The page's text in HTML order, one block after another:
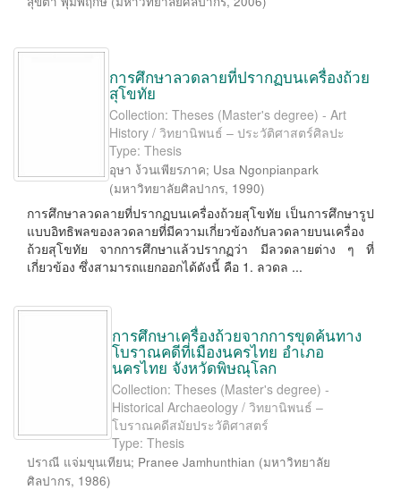
การศึกษาลวดลายที่ปรากฏบนเครื่องถ้วย
สุโขทัย
Collection: Theses (Master's degree) - Art
History / วิทยานิพนธ์ – ประวัติศาสตร์ศิลปะ
Type: Thesis
อุษา ง้วนเพียรภาค; Usa Ngonpianpark
(มหาวิทยาลัยศิลปากร, 1990)
การศึกษาลวดลายที่ปรากฏบนเครื่องถ้วยสุโขทัย เป็นการศึกษารูป
แบบอิทธิพลของลวดลายที่มีความเกี่ยวข้องกับลวดลายบนเครื่อง
ถ้วยสุโขทัย จากการศึกษาแล้วปรากฏว่า มีลวดลายต่าง ๆ ที่
เกี่ยวข้อง ซึ่งสามารถแยกออกได้ดังนี้ คือ 1. ลวดล ...
การศึกษาเครื่องถ้วยจากการขุดค้นทาง
โบราณคดีที่เมืองนครไทย อำเภอ
นครไทย จังหวัดพิษณุโลก
Collection: Theses (Master's degree) -
Historical Archaeology / วิทยานิพนธ์ –
โบราณคดีสมัยประวัติศาสตร์
Type: Thesis
ปราณี แจ่มขุนเทียน; Pranee Jamhunthian (มหาวิทยาลัย
ศิลปากร, 1986)